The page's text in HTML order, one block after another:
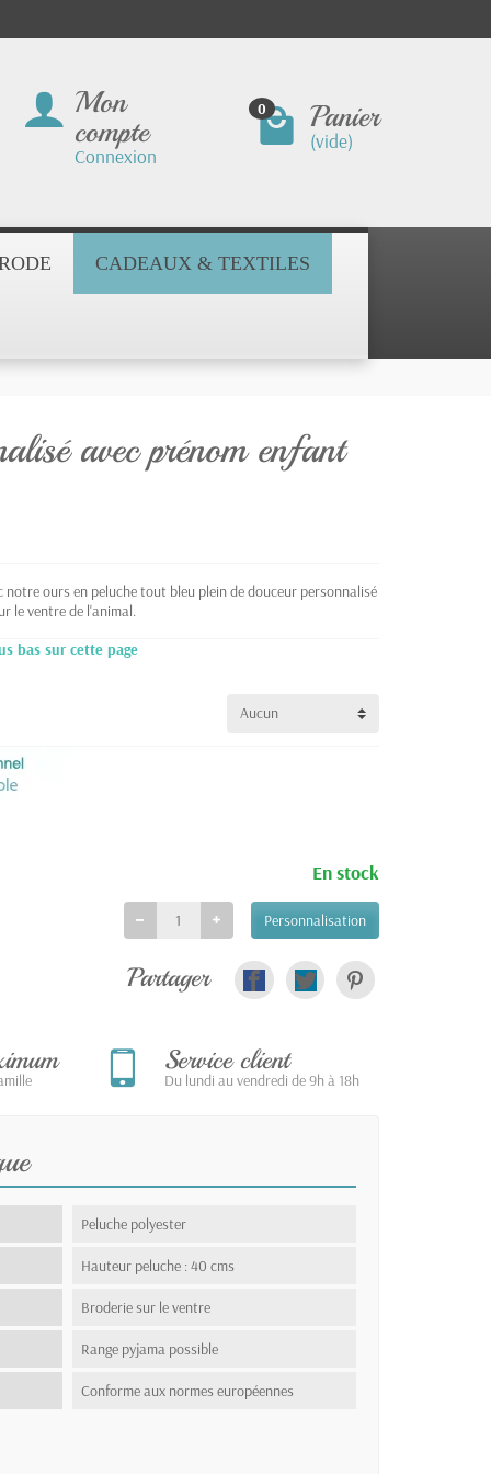
Mon
compte
Connexion
0 Panier
(vide)
CADEAUX & TEXTILES
avec prénom enfant
ours en peluche tout bleu plein de douceur personnalisé
le ventre de l'animal.
bas sur cette page
En stock
Personnalisation
Partager
Service client
Du lundi au vendredi de 9h à 18h
Peluche polyester
Hauteur peluche : 40 cms
Broderie sur le ventre
Range pyjama possible
Conforme aux normes européennes